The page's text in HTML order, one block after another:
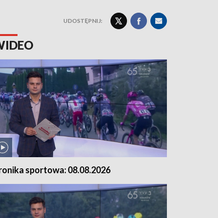
UDOSTĘPNIJ:
sportowa: 08.08.2026